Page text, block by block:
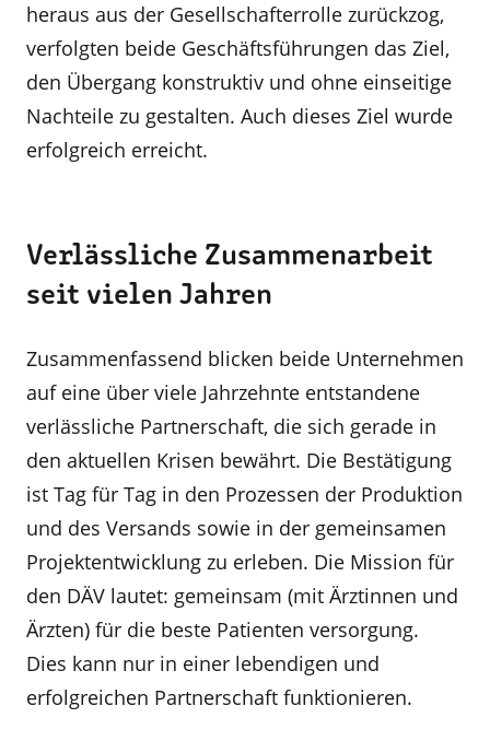
heraus aus der Gesell­schafterrolle zurückzog,
verfolgten beide Geschäftsführungen das Ziel,
den Übergang konstruktiv und ohne einseitige
Nachteile zu gestalten. Auch dieses Ziel wurde
erfolgreich erreicht.
Verlässliche Zusammenarbeit
seit vielen Jahren
Zusammenfassend blicken beide Unternehmen
auf eine über viele Jahrzehnte entstandene
verlässli­che Partnerschaft, die sich gerade in
den aktuellen Krisen bewährt. Die Bestätigung
ist Tag für Tag in den Prozessen der Produktion
und des Versands sowie in der gemeinsamen
Projektentwicklung zu erleben. Die Mission für
den DÄV lautet: gemeinsam (mit Ärztinnen und
Ärzten) für die beste Patienten­ versorgung.
Dies kann nur in einer lebendigen und
erfolgreichen Partnerschaft funktionieren.